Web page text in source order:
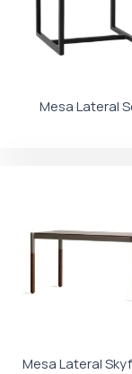
Mesa Lateral
Mesa Lateral